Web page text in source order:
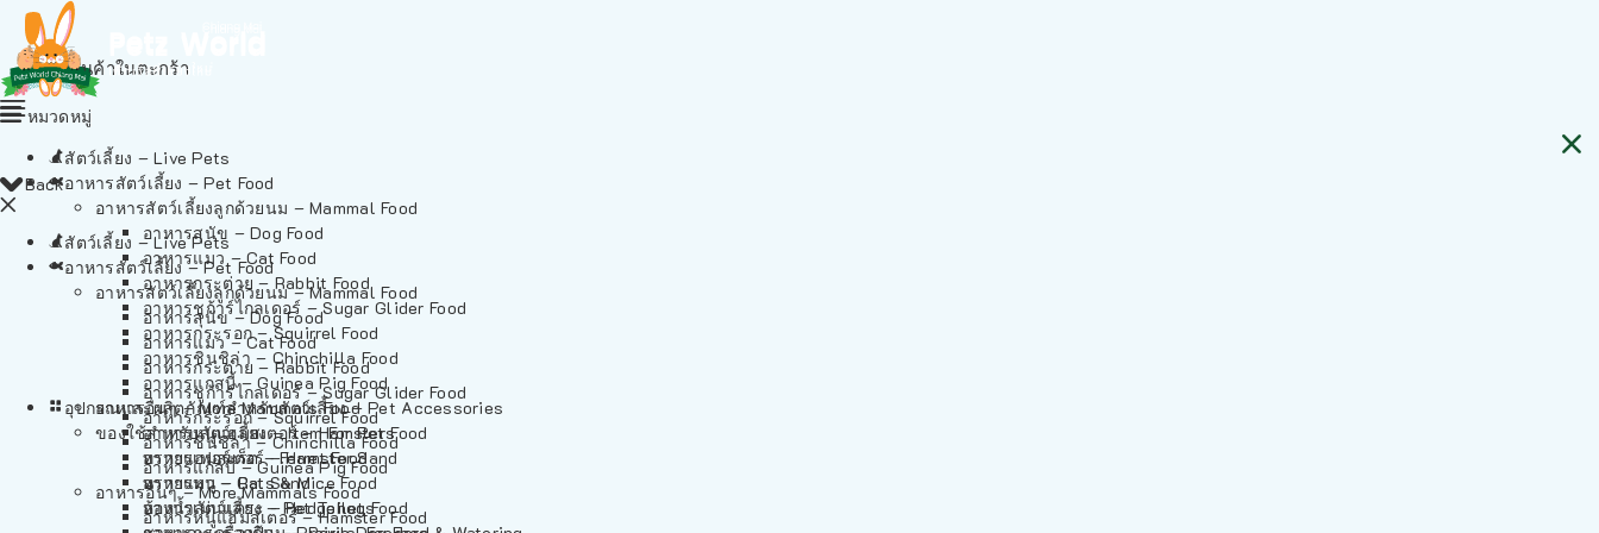
ไม่มีสินค้าในตะกร้า
Back
สัตว์เลี้ยง – Live Pets
อาหารสัตว์เลี้ยง – Pet Food
อาหารสัตว์เลี้ยงลูกด้วยนม – Mammal Food
อาหารสุนัข – Dog Food
อาหารแมว – Cat Food
อาหารกระต่าย – Rabbit Food
อาหารชูก้าร์ไกลเดอร์ – Sugar Glider Food
อาหารกระรอก – Squirrel Food
อาหารชินชิล่า – Chinchilla Food
อาหารแกสบี้ – Guinea Pig Food
อาหารอื่นๆ – More Mammals Food
อาหารหนูแฮมสเตอร์ – Hamster Food
หมวดหมู่
สัตว์เลี้ยง – Live Pets
อาหารสัตว์เลี้ยง – Pet Food
อาหารสัตว์เลี้ยงลูกด้วยนม – Mammal Food
อาหารสุนัข – Dog Food
อาหารแมว – Cat Food
อาหารกระต่าย – Rabbit Food
อาหารชูก้าร์ไกลเดอร์ – Sugar Glider Food
อาหารกระรอก – Squirrel Food
อาหารชินชิล่า – Chinchilla Food
อาหารแกสบี้ – Guinea Pig Food
อาหารอื่นๆ – More Mammals Food
อาหารหนูแฮมสเตอร์ – Hamster Food
อาหารเฟอร์เร็ต – Ferret Food
อาหารหนู – Rats & Mice Food
อาหารเม่นแคระ – Hedgehog Food
อุปกรณและผลิตภัณฑ์สำหรับสัตว์เลี้ยง – Pet Accessories
ของใช้สำหรับสัตว์เลี้ยง – Item For Pets
ทรายแฮมสเตอร์ – Hamster Sand
ทรายแมว – Cat Sand
ห้องน้ำสัตว์เลี้ยง – Pet Toilets